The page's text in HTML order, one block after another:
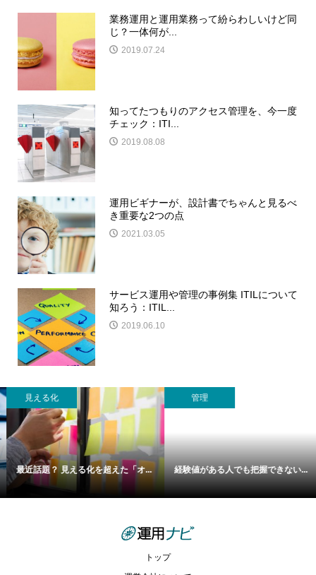
業務運用と運用業務って紛らわしいけど同
じ？一体何が...
2019.07.24
知ってたつもりのアクセス管理を、今一度
チェック：ITI...
2019.08.08
運用ビギナーが、設計書でちゃんと見るべ
き重要な2つの点
2021.03.05
サービス運用や管理の事例集 ITILについて
知ろう：ITIL...
2019.06.10
管理
経験値がある人でも把握できない...
管理
トラブル発生！そんな時は、現場...
トップ